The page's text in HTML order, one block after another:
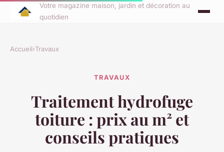
Votre magazine maison, jardin et décoration au
quotidien
Accueil›Travaux
TRAVAUX
Traitement hydrofuge
toiture : prix au m² et
conseils pratiques